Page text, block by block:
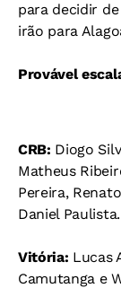
para decidir
irão para
Provável
CRB: Diogo
Matheus
Pereira,
Daniel Paulista.
Vitória: Lucas
Camutanga e